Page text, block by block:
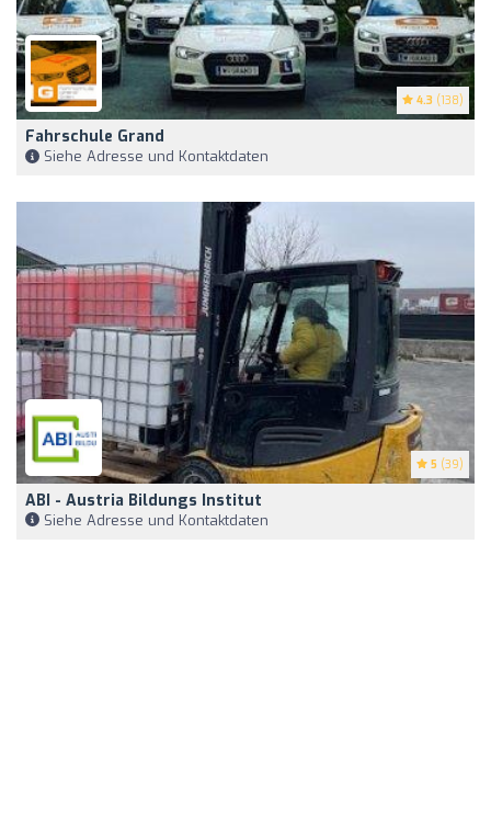
4.3 (138)
Fahrschule Grand
Siehe Adresse und Kontaktdaten
5 (39)
ABI - Austria Bildungs Institut
Siehe Adresse und Kontaktdaten